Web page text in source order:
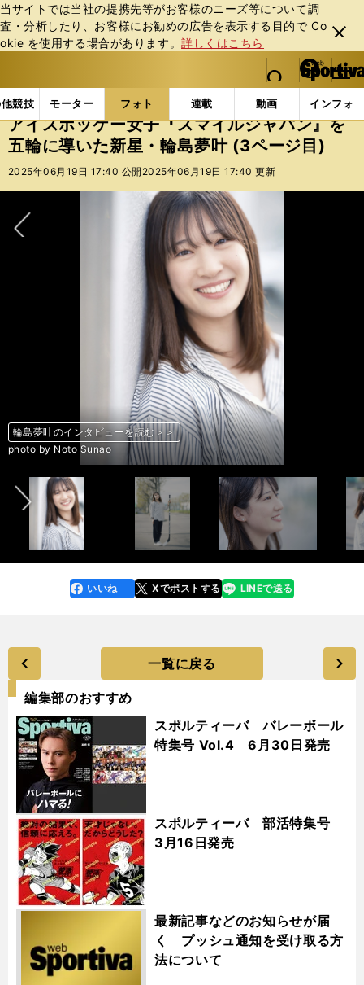
当サイトでは当社の提携先等がお客様のニーズ等について調
査・分析したり、お客様にお勧めの広告を表⽰する⽬的で Co
okie を使⽤する場合があります。詳しくはこちら
閉じ
る
web Sportiva (webスポルティーバ)
検索
マイペ
ー
ジ
メニュ
競技 モーター フォト 連載 動画 インフォ
b
ス
ポ
ル
バ
フォトギャラリー スポーツビーナスギャラリー ア
アイスホッケー女子『スマイルジャパン』を
五輪に導いた新星・輪島夢叶 (3ページ目)
2025年06月19日 17:40 公開 2025年06月19日 17:40 更新
輪島夢叶のインタビューを読む＞＞
photo by Noto Sunao
輪島夢叶のインタビューを読む＞＞
photo by Noto Sunao
輪島夢叶のインタビューを読む＞＞
photo by Noto Sunao
輪島夢叶のインタビューを読む＞＞
photo by Noto Sunao
輪島夢叶のインタビューを読む＞＞
photo by Noto Sunao
輪島夢叶のインタビューを読む＞＞
photo by Noto Sunao
輪島夢叶のインタビューを読む＞＞
photo by Noto Sunao
輪島夢叶のインタビューを読む＞＞
photo by Noto Sunao
輪島夢叶のインタビューを読む＞＞
photo by Noto Sunao
輪島夢叶のインタビューを読む＞＞
photo by Noto Sunao
輪島夢叶のインタビューを読む＞＞
photo by Noto Sunao
前へ
faceboo
k
いいね Xでポストする
line LINEで送る
一覧に戻る
編集部のおすすめ
スポルティーバ バレーボール
特集号 Vol.4 6月30日発売
スポルティーバ 部活特集号
3月16日発売
最新記事などのお知らせが届
く プッシュ通知を受け取る方
法について